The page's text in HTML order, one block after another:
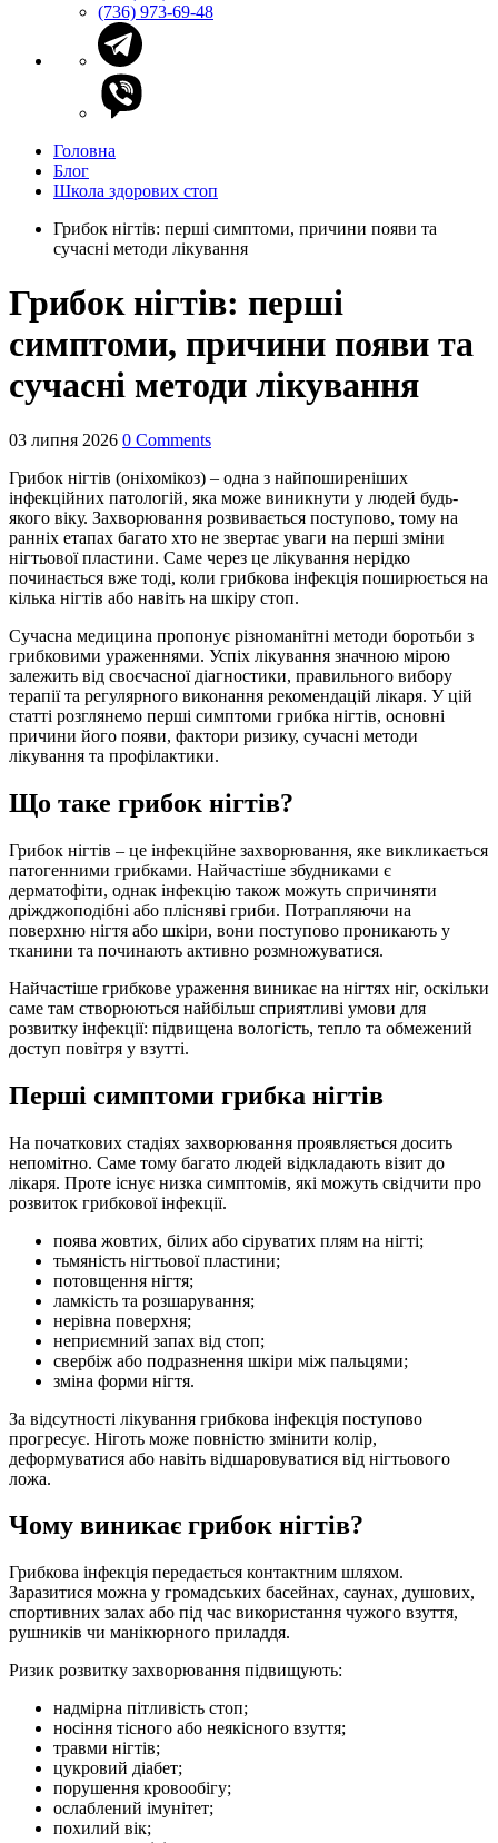
(736) 973-69-48
Головна
Блог
Школа здорових стоп
Грибок нігтів: перші симптоми, причини появи та
сучасні методи лікування
Грибок нігтів: перші
симптоми, причини появи та
сучасні методи лікування
03 липня 2026 0 Comments
Грибок нігтів (оніхомікоз) – одна з найпоширеніших
інфекційних патологій, яка може виникнути у людей будь-
якого віку. Захворювання розвивається поступово, тому на
ранніх етапах багато хто не звертає уваги на перші зміни
нігтьової пластини. Саме через це лікування нерідко
починається вже тоді, коли грибкова інфекція поширюється на
кілька нігтів або навіть на шкіру стоп.
Сучасна медицина пропонує різноманітні методи боротьби з
грибковими ураженнями. Успіх лікування значною мірою
залежить від своєчасної діагностики, правильного вибору
терапії та регулярного виконання рекомендацій лікаря. У цій
статті розглянемо перші симптоми грибка нігтів, основні
причини його появи, фактори ризику, сучасні методи
лікування та профілактики.
Що таке грибок нігтів?
Грибок нігтів – це інфекційне захворювання, яке викликається
патогенними грибками. Найчастіше збудниками є
дерматофіти, однак інфекцію також можуть спричиняти
дріжджоподібні або плісняві гриби. Потрапляючи на
поверхню нігтя або шкіри, вони поступово проникають у
тканини та починають активно розмножуватися.
Найчастіше грибкове ураження виникає на нігтях ніг, оскільки
саме там створюються найбільш сприятливі умови для
розвитку інфекції: підвищена вологість, тепло та обмежений
доступ повітря у взутті.
Перші симптоми грибка нігтів
На початкових стадіях захворювання проявляється досить
непомітно. Саме тому багато людей відкладають візит до
лікаря. Проте існує низка симптомів, які можуть свідчити про
розвиток грибкової інфекції.
поява жовтих, білих або сіруватих плям на нігті;
тьмяність нігтьової пластини;
потовщення нігтя;
ламкість та розшарування;
нерівна поверхня;
неприємний запах від стоп;
свербіж або подразнення шкіри між пальцями;
зміна форми нігтя.
За відсутності лікування грибкова інфекція поступово
прогресує. Ніготь може повністю змінити колір,
деформуватися або навіть відшаровуватися від нігтьового
ложа.
Чому виникає грибок нігтів?
Грибкова інфекція передається контактним шляхом.
Заразитися можна у громадських басейнах, саунах, душових,
спортивних залах або під час використання чужого взуття,
рушників чи манікюрного приладдя.
Ризик розвитку захворювання підвищують:
надмірна пітливість стоп;
носіння тісного або неякісного взуття;
травми нігтів;
цукровий діабет;
порушення кровообігу;
ослаблений імунітет;
похилий вік;